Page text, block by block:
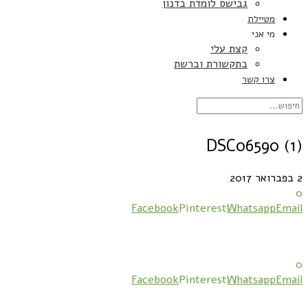
גבישס לומדת בדנון
מטיילת
מי אני
קצת עלי
בתקשורת וברשת
צרו קשר
DSC06590 (1)
2 בפברואר 2017
0
FacebookPinterestWhatsappEmail
0
FacebookPinterestWhatsappEmail